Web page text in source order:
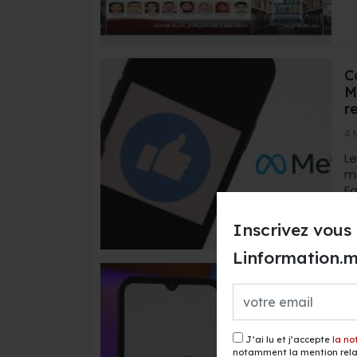
Inscrivez
J’ai lu et j’accepte la
notamment la mention
4
3